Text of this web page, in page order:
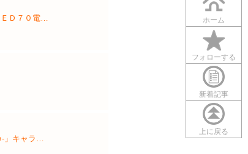
ホーム
フォローする
新着記事
上に戻る
Ｄ７０電…
-」キャラ…